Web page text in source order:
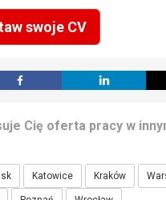
swoje CV
Cię oferta pracy w
Katowice Kraków